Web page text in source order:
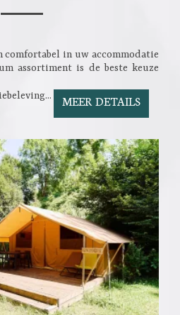
in uw accommodatie
assortiment is de beste keuze
MEER DETAILS